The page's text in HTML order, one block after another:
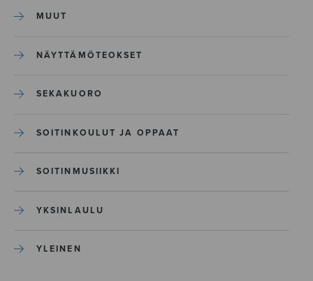
MUUT
NÄYTTÄMÖTEOKSET
SEKAKUORO
SOITINKOULUT JA OPPAAT
SOITINMUSIIKKI
YKSINLAULU
YLEINEN